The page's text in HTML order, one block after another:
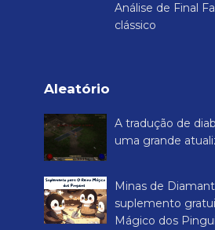
Análise de Final
clássico
Aleatório
A tradução de
uma grande
Minas de
suplemento
Mágico dos